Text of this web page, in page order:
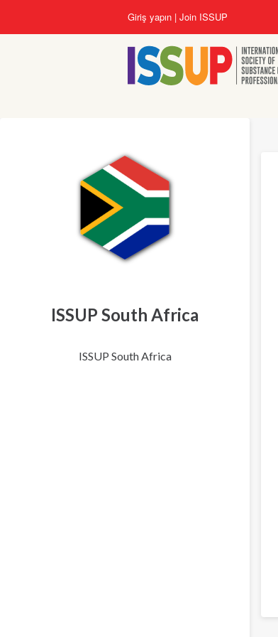
atla
Giriş yapın Join ISSUP
ISSUP South Africa
ISSUP South Africa